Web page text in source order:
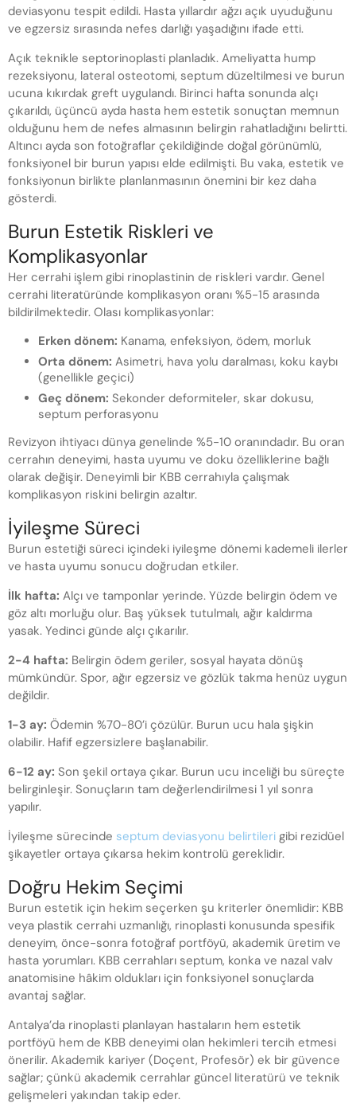
deviasyonu tespit edildi. Hasta yıllardır ağzı açık uyuduğunu
ve egzersiz sırasında nefes darlığı yaşadığını ifade etti.
Açık teknikle septorinoplasti planladık. Ameliyatta hump
rezeksiyonu, lateral osteotomi, septum düzeltilmesi ve burun
ucuna kıkırdak greft uygulandı. Birinci hafta sonunda alçı
çıkarıldı, üçüncü ayda hasta hem estetik sonuçtan memnun
olduğunu hem de nefes almasının belirgin rahatladığını belirtti.
Altıncı ayda son fotoğraflar çekildiğinde doğal görünümlü,
fonksiyonel bir burun yapısı elde edilmişti. Bu vaka, estetik ve
fonksiyonun birlikte planlanmasının önemini bir kez daha
gösterdi.
Burun Estetik Riskleri ve
Komplikasyonlar
Her cerrahi işlem gibi rinoplastinin de riskleri vardır. Genel
cerrahi literatüründe komplikasyon oranı %5-15 arasında
bildirilmektedir. Olası komplikasyonlar:
Erken dönem: Kanama, enfeksiyon, ödem, morluk
Orta dönem: Asimetri, hava yolu daralması, koku kaybı
(genellikle geçici)
Geç dönem: Sekonder deformiteler, skar dokusu,
septum perforasyonu
Revizyon ihtiyacı dünya genelinde %5-10 oranındadır. Bu oran
cerrahın deneyimi, hasta uyumu ve doku özelliklerine bağlı
olarak değişir. Deneyimli bir KBB cerrahıyla çalışmak
komplikasyon riskini belirgin azaltır.
İyileşme Süreci
Burun estetiği süreci içindeki iyileşme dönemi kademeli ilerler
ve hasta uyumu sonucu doğrudan etkiler.
İlk hafta: Alçı ve tamponlar yerinde. Yüzde belirgin ödem ve
göz altı morluğu olur. Baş yüksek tutulmalı, ağır kaldırma
yasak. Yedinci günde alçı çıkarılır.
2-4 hafta: Belirgin ödem geriler, sosyal hayata dönüş
mümkündür. Spor, ağır egzersiz ve gözlük takma henüz uygun
değildir.
1-3 ay: Ödemin %70-80’i çözülür. Burun ucu hala şişkin
olabilir. Hafif egzersizlere başlanabilir.
6-12 ay: Son şekil ortaya çıkar. Burun ucu inceliği bu süreçte
belirginleşir. Sonuçların tam değerlendirilmesi 1 yıl sonra
yapılır.
İyileşme sürecinde septum deviasyonu belirtileri gibi rezidüel
şikayetler ortaya çıkarsa hekim kontrolü gereklidir.
Doğru Hekim Seçimi
Burun estetik için hekim seçerken şu kriterler önemlidir: KBB
veya plastik cerrahi uzmanlığı, rinoplasti konusunda spesifik
deneyim, önce-sonra fotoğraf portföyü, akademik üretim ve
hasta yorumları. KBB cerrahları septum, konka ve nazal valv
anatomisine hâkim oldukları için fonksiyonel sonuçlarda
avantaj sağlar.
Antalya’da rinoplasti planlayan hastaların hem estetik
portföyü hem de KBB deneyimi olan hekimleri tercih etmesi
önerilir. Akademik kariyer (Doçent, Profesör) ek bir güvence
sağlar; çünkü akademik cerrahlar güncel literatürü ve teknik
gelişmeleri yakından takip eder.